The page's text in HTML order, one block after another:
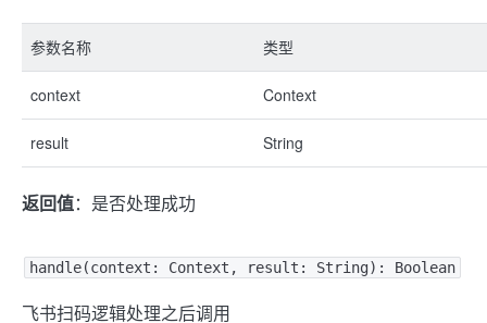
参数名称 类型
context Context
result String
返回值：是否处理成功
handle(context: Context, result: String): Boolean
飞书扫码逻辑处理之后调用